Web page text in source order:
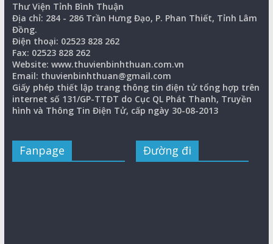
Thư Viện Tỉnh Bình Thuận
Địa chỉ: 284 - 286 Trần Hưng Đạo, P. Phan Thiết, Tỉnh Lâm
Đồng.
Điện thoại: 02523 828 262
Fax: 02523 828 262
Website: www.thuvienbinhthuan.com.vn
Email: thuvienbinhthuan@gmail.com
Giấy phép thiết lập trang thông tin điện tử tổng hợp trên
internet số 131/GP-TTĐT do Cục QL Phát Thanh, Truyền
hình và Thông Tin Điện Tử, cấp ngày 30-08-2013
Fanpage Đường đi